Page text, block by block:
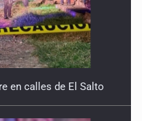
en calles de El Salto